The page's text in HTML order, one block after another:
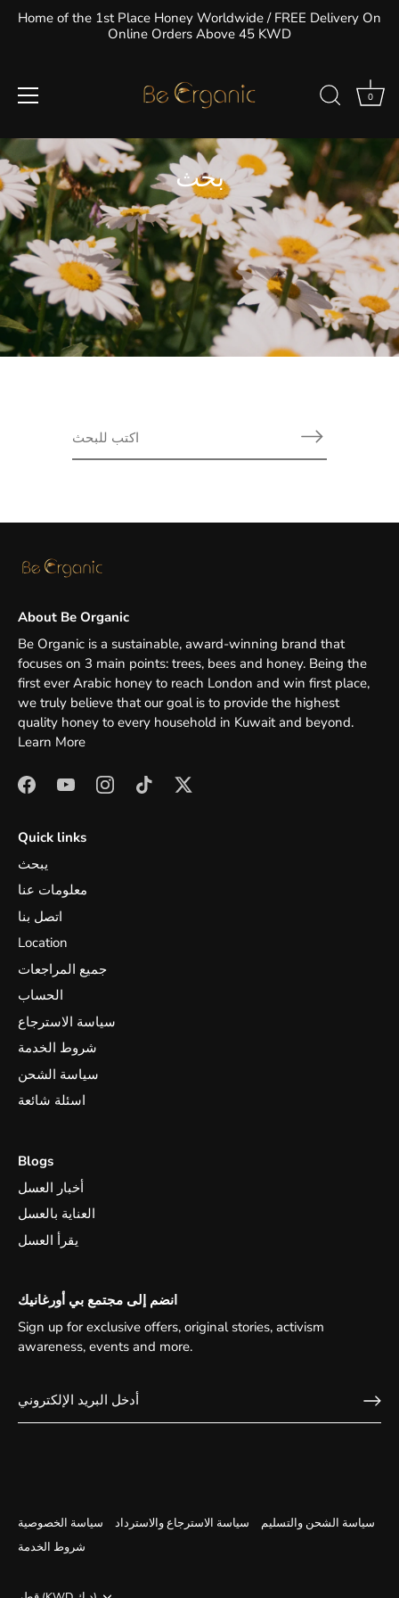
تخطىHome of the 1st Place Honey Worldwide / FREE Delivery On
Online Orders Above 45 KWD
0
بحث
About Be Organic
Be Organic is a sustainable, award-winning brand that
focuses on 3 main points: trees, bees and honey. Being the
first ever Arabic honey to reach London and win first place,
we truly believe that our goal is to provide the highest
quality honey to every household in Kuwait and beyond.
Learn More
Quick links
يبحث
معلومات عنا
اتصل بنا
Location
جميع المراجعات
الحساب
سياسة الاسترجاع
شروط الخدمة
سياسة الشحن
اسئلة شائعة
Blogs
أخبار العسل
العناية بالعسل
يقرأ العسل
انضم إلى مجتمع بي أورغانيك
Sign up for exclusive offers, original stories, activism
awareness, events and more.
سياسة الخصوصية سياسة الاسترجاع والاسترداد
سياسة الشحن والتسليم
شروط الخدمة